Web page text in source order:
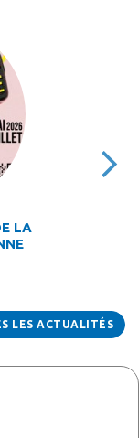
LA
LES ACTUALITÉS